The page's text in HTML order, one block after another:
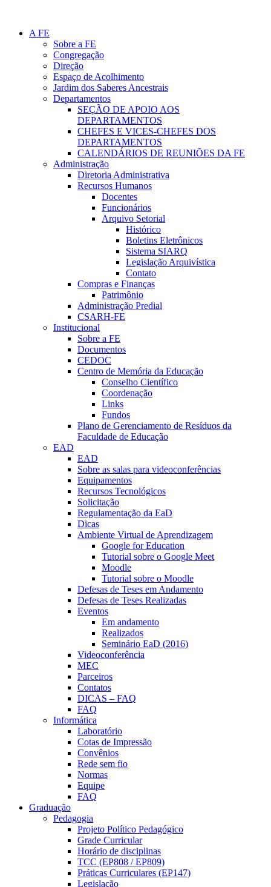
A FE
Sobre a FE
Congregação
Direção
Espaço de Acolhimento
Jardim dos Saberes Ancestrais
Departamentos
SEÇÃO DE APOIO AOS
DEPARTAMENTOS
CHEFES E VICES-CHEFES DOS
DEPARTAMENTOS
CALENDÁRIOS DE REUNIÕES DA FE
Administração
Diretoria Administrativa
Recursos Humanos
Docentes
Funcionários
Arquivo Setorial
Histórico
Boletins Eletrônicos
Sistema SIARQ
Legislação Arquivística
Contato
Compras e Finanças
Patrimônio
Administração Predial
CSARH-FE
Institucional
Sobre a FE
Documentos
CEDOC
Centro de Memória da Educação
Conselho Científico
Coordenação
Links
Fundos
Plano de Gerenciamento de Resíduos da
Faculdade de Educação
EAD
EAD
Sobre as salas para videoconferências
Equipamentos
Recursos Tecnológicos
Solicitação
Regulamentação da EaD
Dicas
Ambiente Virtual de Aprendizagem
Google for Education
Tutorial sobre o Google Meet
Moodle
Tutorial sobre o Moodle
Defesas de Teses em Andamento
Defesas de Teses Realizadas
Eventos
Em andamento
Realizados
Seminário EaD (2016)
Videoconferência
MEC
Parceiros
Contatos
DICAS – FAQ
FAQ
Informática
Laboratório
Cotas de Impressão
Convênios
Rede sem fio
Normas
Equipe
FAQ
Graduação
Pedagogia
Projeto Político Pedagógico
Grade Curricular
Horário de disciplinas
TCC (EP808 / EP809)
Práticas Curriculares (EP147)
Legislação